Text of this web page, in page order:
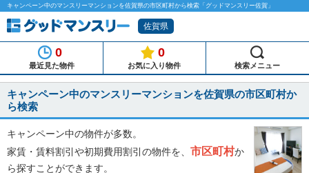
キャンペーン中のマンスリーマンションを佐賀県の市区町村から検索「グッドマンスリー佐賀」
佐賀県
0
最近見た物件
0
お気に入り物件 検索メニュー
キャンペーン中のマンスリーマンションを佐賀県の市区町村か
ら検索
キャンペーン中の物件が多数。
家賃・賃料割引や初期費用割引の物件を、 市区町村か
ら探すことができます。